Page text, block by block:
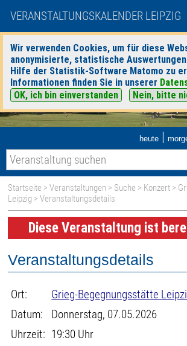
VERANSTALTUNGSKALENDER LEIPZIG
Wir verwenden Cookies, um für diese
anonymisierte, statistische
Hilfe der Statistik-Software Matomo zu
Informationen finden Sie in unserer
OK, ich bin einverstanden
Nein, bitte
heute |
Startseite >Veranstaltungen > Suche > Konzert >
Leipzig > Veranstaltungsdetails
Diese Veranstaltung ist
Veranstaltungsdetails
Ort:
Grieg-Begegnungsstätte
Datum:
Donnerstag, 07.05.2026
Uhrzeit: 19:30 Uhr